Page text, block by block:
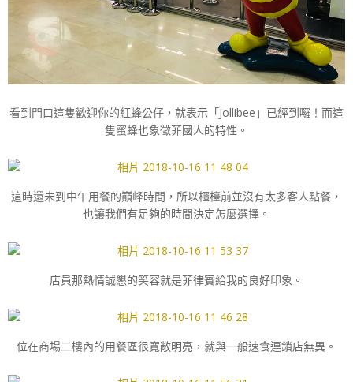
看到門口這隻歡迎你的紅蜂公仔，就表示「Jollibee」已經到囉！而這
隻蜜蜂也象徵菲國人的特性。
這時還未到中午用餐的巔峰時間，所以櫃檯前並沒有太多客人點餐，
也讓我們有足夠的時間決定怎麼選擇。
店員那熱情誠懇的笑容就是菲律賓給我的良好印象。
位在商場二樓內的用餐區很寬敞明亮，就與一般速食連鎖店無異。